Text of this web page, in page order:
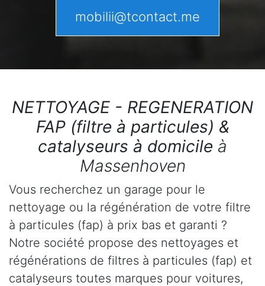
mobilii@tcontact.me
NETTOYAGE - REGENERATION
FAP (filtre à particules) &
catalyseurs à domicile à
Massenhoven
Vous recherchez un garage pour le
nettoyage ou la régénération de votre filtre
à particules (fap) à prix bas et garanti ?
Notre société propose des nettoyages et
régénérations de filtres à particules (fap) et
catalyseurs toutes marques pour voitures,